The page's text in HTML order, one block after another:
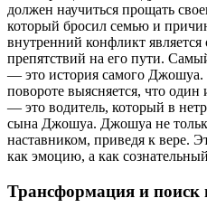
должен научиться прощать
который бросил семью и
внутренний конфликт
препятствий на его пути.
— это история самого
повороте выясняется, что
— это водитель, который в
сына Джошуа. Джошуа не
наставником, приведя к вере.
как эмоцию, а как
Трансформация и поиск